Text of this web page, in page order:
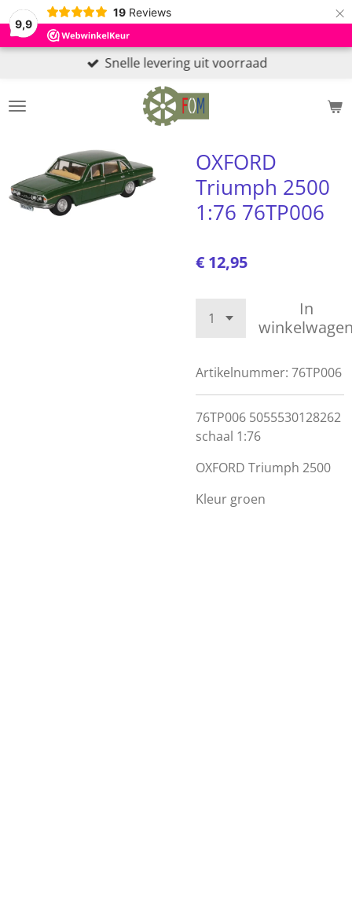
9,9
19 Reviews ×
Snelle levering uit voorraad
OXFORD
Triumph 2500
1:76 76TP006
€ 12,95
In
Artikelnummer: 76TP006
76TP006 5055530128262
schaal 1:76
OXFORD Triumph 2500
Kleur groen